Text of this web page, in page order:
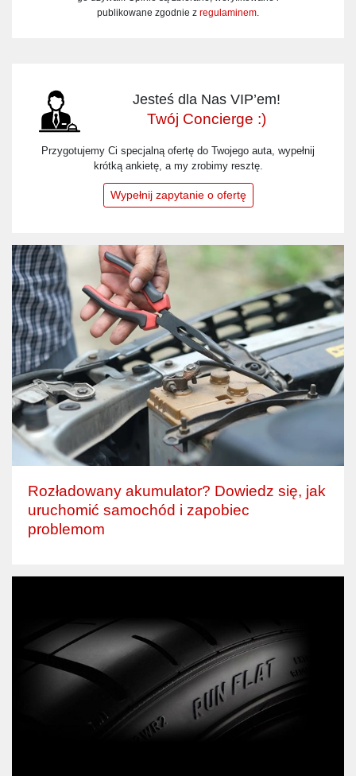
publikowane zgodnie z regulaminem
Jesteś dla Nas VIP’em!
Twój Concierge :)
Przygotujemy Ci specjalną ofertę do Twojego auta, wypełnij
krótką ankietę, a my zrobimy resztę.
Wypełnij zapytanie o ofertę
Rozładowany akumulator? Dowiedz się, jak
uruchomić samochód i zapobiec
problemom